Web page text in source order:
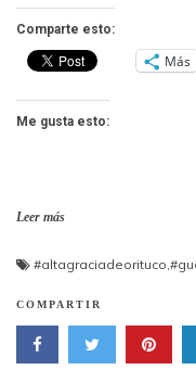
Comparte esto:
Más
Me gusta esto:
Leer más
#altagraciadeorituco,
COMPARTIR